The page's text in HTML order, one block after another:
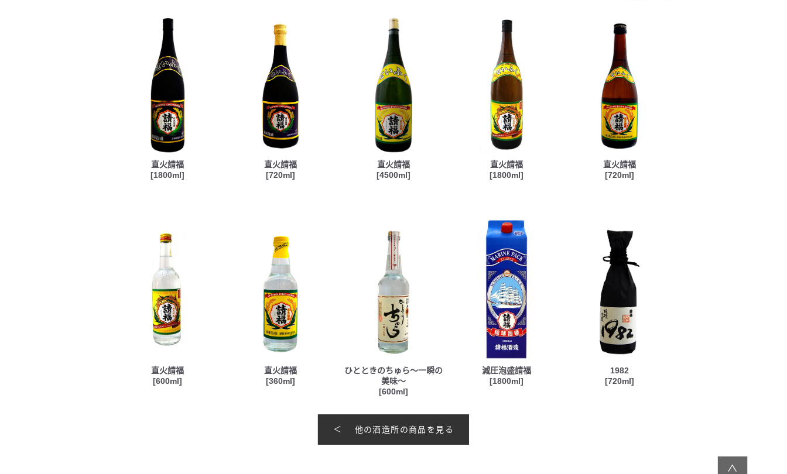
直火請福
[1800ml]
直火請福
[720ml]
直火請福
[4500ml]
直火請福
[1800ml]
直火請福
[720ml]
直火請福
[600ml]
直火請福
[360ml]
ひとときのちゅら〜一瞬の
美味〜
[600ml]
減圧泡盛請福
[1800ml]
1982
[720ml]
他の酒造所の商品を見る
∧